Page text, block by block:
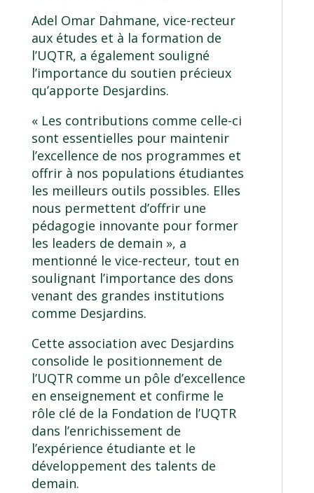
Adel Omar Dahmane, vice-recteur
aux études et à la formation de
l’UQTR, a également souligné
l’importance du soutien précieux
qu’apporte Desjardins.
« Les contributions comme celle-ci
sont essentielles pour maintenir
l’excellence de nos programmes et
offrir à nos populations étudiantes
les meilleurs outils possibles. Elles
nous permettent d’offrir une
pédagogie innovante pour former
les leaders de demain », a
mentionné le vice-recteur, tout en
soulignant l’importance des dons
venant des grandes institutions
comme Desjardins.
Cette association avec Desjardins
consolide le positionnement de
l’UQTR comme un pôle d’excellence
en enseignement et confirme le
rôle clé de la Fondation de l’UQTR
dans l’enrichissement de
l’expérience étudiante et le
développement des talents de
demain.